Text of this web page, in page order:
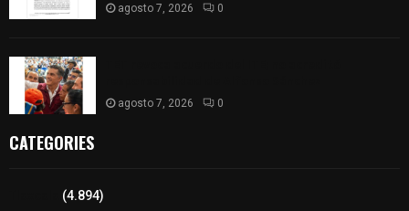
agosto 7, 2026 0
agosto 7, 2026 0
CATEGORIES
(4.894)